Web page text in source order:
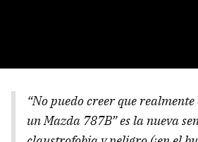
“No puedo creer que
un Mazda 787B” es la nueva